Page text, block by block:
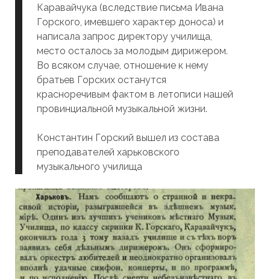
Каравайчука (вследствие письма Ивана
Горского, имевшего характер доноса) и
написала запрос директору училища,
место осталось за молодым дирижером.
Во всяком случае, отношение к нему
братьев Горских останутся
красноречивым фактом в летописи нашей
провинциальной музыкальной жизни.
Константин Горский вышел из состава
преподавателей харьковского
музыкального училища